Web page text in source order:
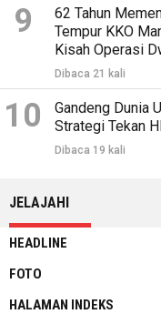
9
62 Tahun
Tempur KKO
Kisah Operasi
Dibaca 21 kali
10
Gandeng Dunia
Strategi Tekan
Dibaca 19 kali
JELAJAHI
HEADLINE
FOTO
HALAMAN INDEKS